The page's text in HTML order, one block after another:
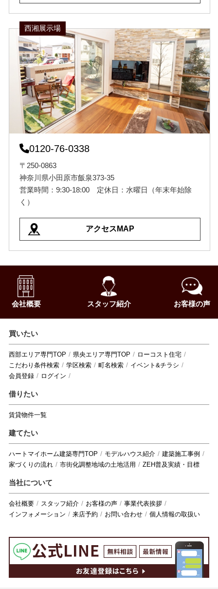
西湘展示場
0120-76-0338
〒250-0863
神奈川県小田原市飯泉373-35
営業時間：9:30-18:00 定休日：水曜日（年末年始除
く）
アクセスMAP
会社概要 スタッフ紹介 お客様の声
買いたい
西部エリア専門TOP 県央エリア専門TOP
ローコスト住宅
こだわり条件検索
学区検索 町名検索
イベント&チラシ
会員登録
ログイン
借りたい
賃貸物件一覧
建てたい
ハートマイホーム建築専門TOP モデルハウス紹介
建築施工事例
家づくりの流れ
市街化調整地域の土地活用 ZEH普及実績・目標
当社について
会社概要 スタッフ紹介 お客様の声
事業代表挨拶
インフォメーション
来店予約 お問い合わせ 個人情報の取扱い